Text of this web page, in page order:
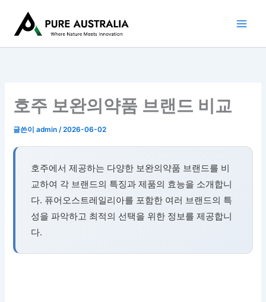
로
호주 보완의약품 브랜드 비교
글쓴이admin/2026-06-02
호주에서 제공하는 다양한 보완의약품 브랜드를 비
교하여 각 브랜드의 특징과 제품의 효능을 소개합니
다. 퓨어오스트레일리아를 포함한 여러 브랜드의 특
성을 파악하고 최적의 선택을 위한 정보를 제공합니
다.